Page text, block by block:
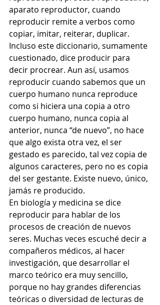
aparato reproductor, cuando
reproducir remite a verbos como
copiar, imitar, reiterar, duplicar.
Incluso este diccionario, sumamente
cuestionado, dice producir para
decir procrear. Aun así, usamos
reproducir cuando sabemos que un
cuerpo humano nunca reproduce
como si hiciera una copia a otro
cuerpo humano, nunca copia al
anterior, nunca “de nuevo”, no hace
que algo exista otra vez, el ser
gestado es parecido, tal vez copia de
algunos caracteres, pero no es copia
del ser gestante. Existe nuevo, único,
jamás re producido.
En biología y medicina se dice
reproducir para hablar de los
procesos de creación de nuevos
seres. Muchas veces escuché decir a
compañeros médicos, al hacer
investigación, que desarrollar el
marco teórico era muy sencillo,
porque no hay grandes diferencias
teóricas o diversidad de lecturas de